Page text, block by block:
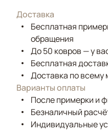
Доставка
Бесплатная
обращения
До 50 ковров — у
Бесплатная
Доставка по всему
Варианты оплаты
После примерки и
Безналичный
Индивидуальные